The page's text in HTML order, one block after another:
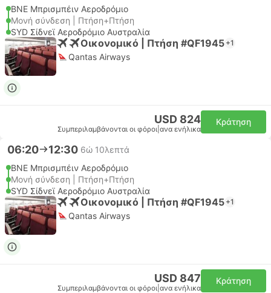
BNE Μπρισμπέιν Αεροδρόμιο
Μονή σύνδεση | Πτήση+Πτήση
SYD Σίδνεϊ Αεροδρόμιο Αυστραλία
Οικονομικό | Πτήση #QF1945 +1
Qantas Airways
USD 824
Συμπεριλαμβάνονται οι φόροι ανα ενήλικα
Κράτηση
06:20 12:30 6ώ 10λεπτά
BNE Μπρισμπέιν Αεροδρόμιο
Μονή σύνδεση | Πτήση+Πτήση
SYD Σίδνεϊ Αεροδρόμιο Αυστραλία
Οικονομικό | Πτήση #QF1945 +1
Qantas Airways
USD 847
Συμπεριλαμβάνονται οι φόροι ανα ενήλικα
Κράτηση